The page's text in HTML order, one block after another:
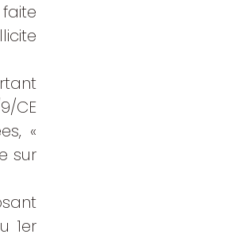
CE
«
sur
1er